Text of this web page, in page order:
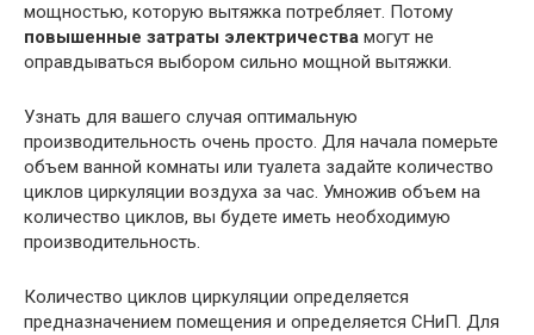
мощностью, которую вытяжка потребляет. Потому
повышенные затраты электричества могут не
оправдываться выбором сильно мощной вытяжки.
Узнать для вашего случая оптимальную
производительность очень просто. Для начала померьте
объем ванной комнаты или туалета задайте количество
циклов циркуляции воздуха за час. Умножив объем на
количество циклов, вы будете иметь необходимую
производительность.
Количество циклов циркуляции определяется
предназначением помещения и определяется СНиП. Для